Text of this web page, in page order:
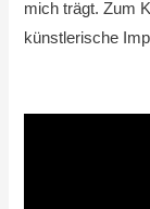
mich trägt. Zum
künstlerische